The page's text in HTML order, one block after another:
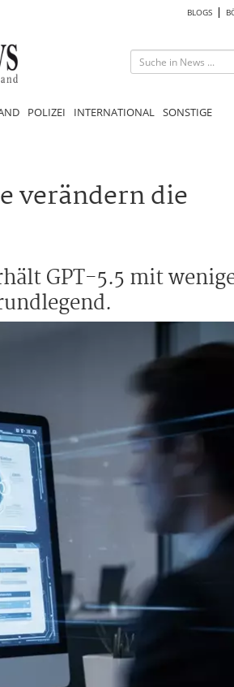
BLOGS
POLIZEI INTERNATIONAL SONSTIGE
verändern die
GPT-5.5 mit